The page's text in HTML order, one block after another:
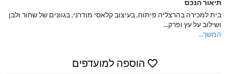
תיאור הנכס
בית למכירה בהרצליה פיתוח, בעיצוב קלאסי מודרני, בגוונים של שחור ולבן
ושילוב על עץ ופרק...
המשך...
הוספה למועדפים